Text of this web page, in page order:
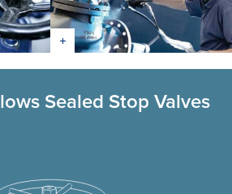
Sealed Stop Valves